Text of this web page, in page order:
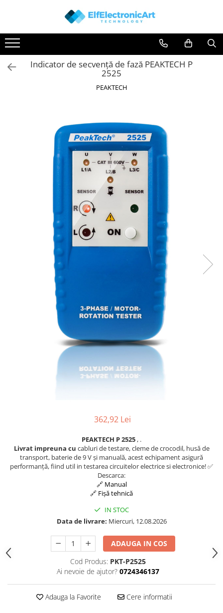
Toate Produsele
Audio
Auto
Instrumente de masura si control
Surse de alimentare
Osciloscoape AXIOMET
Osciloscoape B&K PRECISION
Osciloscoape FLUKE
Osciloscoape GW INSTEK
Osciloscoape HANTEK
Osciloscoape KEYSIGHT
Osciloscoape OWON
Osciloscoape Peaktech
Osciloscoape ROHDE & SCHWARZ
Osciloscoape TELEDYNE LECROY
Indicator de secvență de fază PEAKTECH P
2525
PEAKTECH
362,92 Lei
PEAKTECH P 2525 , .
Livrat impreuna cu cabluri de testare, cleme de crocodil, husă de
transport, baterie de 9 V și manuală, acest echipament asigură
performanță, fiind util in testarea circuitelor electrice si electronice! ✅
Descarca:
🔗 Manual
🔗 Fișă tehnică
IN STOC
Data de livrare: Miercuri, 12.08.2026
ADAUGA IN COS
Cod Produs: PKT-P2525
Ai nevoie de ajutor? 0724346137
Adauga la Favorite Cere informatii